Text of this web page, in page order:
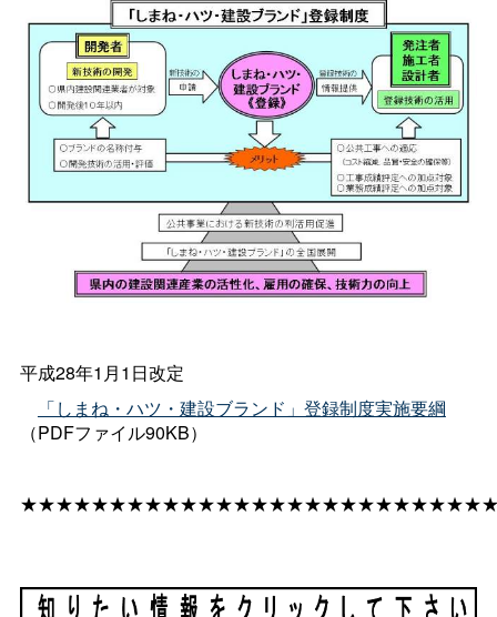
平成28年1月1日改定
「しまね・ハツ・建設ブランド」登録制度実施要綱
（PDFファイル90KB）